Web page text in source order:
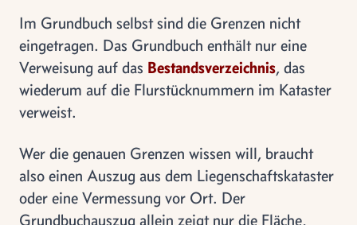
Im Grundbuch selbst sind die Grenzen nicht
eingetragen. Das Grundbuch enthält nur eine
Verweisung auf das Bestandsverzeichnis, das
wiederum auf die Flurstücknummern im Kataster
verweist.
Wer die genauen Grenzen wissen will, braucht
also einen Auszug aus dem Liegenschaftskataster
oder eine Vermessung vor Ort. Der
Grundbuchauszug allein zeigt nur die Fläche,